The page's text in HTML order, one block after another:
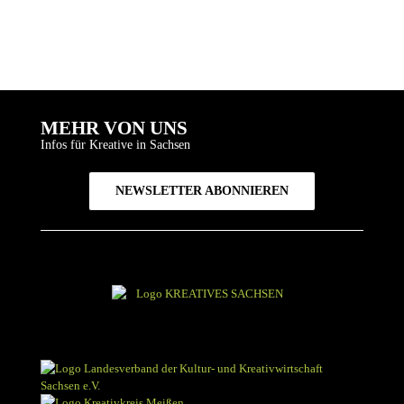
MEHR VON UNS
Infos für Kreative in Sachsen
NEWSLETTER ABONNIEREN